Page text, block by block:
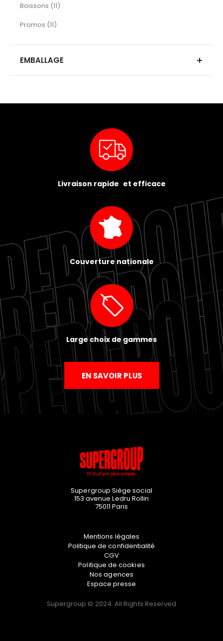
Boissons 11
articles
Promos 11
articles
EMBALLAGE
Livraison rapide et efficace
Couverture nationale
Large choix de gammes
EN SAVOIR PLUS
Supergroup Siège social
153 avenue Ledru Rollin
75011 Paris
Mentions légales
Politique de confidentialité
CGV
Politique de cookies
Nos agences
Espace presse
Supergroup © 2024. All Rights Reserved